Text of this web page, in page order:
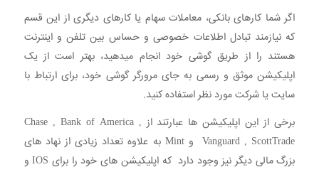
اگر شما کارهای بانکی، معاملات سهام یا کارهای دیگری از این قسم
که نیازمند تبادل اطلاعات خصوصی و حساس بین تلفن و اینترنت
هستند را از طریق گوشی خود انجام میدهید، بهتر است از یک
اپلیکیشن موثق و رسمی به جای مرورگر گوشی خود، برای ارتباط با
سایت یا شرکت مورد نظر استفاده کنید.
برخی از این اپلیکیشن ها عبارتند از Chase , Bank of America ,
Vanguard , ScottTrade و Mint به علاوه تعداد زیادی از نهاد های
بزرگ مالی دیگر نیز وجود دارد که اپلیکیشن های خود را برای IOS و